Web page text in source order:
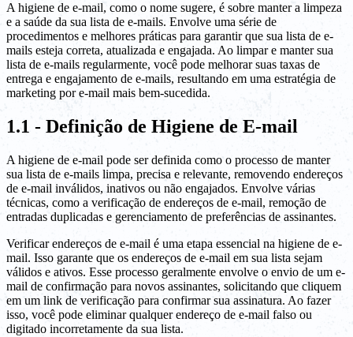
A higiene de e-mail, como o nome sugere, é sobre manter a limpeza
e a saúde da sua lista de e-mails. Envolve uma série de
procedimentos e melhores práticas para garantir que sua lista de e-
mails esteja correta, atualizada e engajada. Ao limpar e manter sua
lista de e-mails regularmente, você pode melhorar suas taxas de
entrega e engajamento de e-mails, resultando em uma estratégia de
marketing por e-mail mais bem-sucedida.
1.1 - Definição de Higiene de E-mail
A higiene de e-mail pode ser definida como o processo de manter
sua lista de e-mails limpa, precisa e relevante, removendo endereços
de e-mail inválidos, inativos ou não engajados. Envolve várias
técnicas, como a verificação de endereços de e-mail, remoção de
entradas duplicadas e gerenciamento de preferências de assinantes.
Verificar endereços de e-mail é uma etapa essencial na higiene de e-
mail. Isso garante que os endereços de e-mail em sua lista sejam
válidos e ativos. Esse processo geralmente envolve o envio de um e-
mail de confirmação para novos assinantes, solicitando que cliquem
em um link de verificação para confirmar sua assinatura. Ao fazer
isso, você pode eliminar qualquer endereço de e-mail falso ou
digitado incorretamente da sua lista.